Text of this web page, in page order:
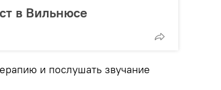
в Вильнюсе
и послушать звучание